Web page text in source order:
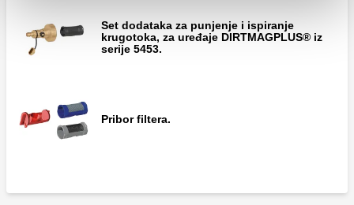
Set dodataka za punjenje i ispiranje
krugotoka, za uređaje DIRTMAGPLUS® iz
serije 5453.
Pribor filtera.